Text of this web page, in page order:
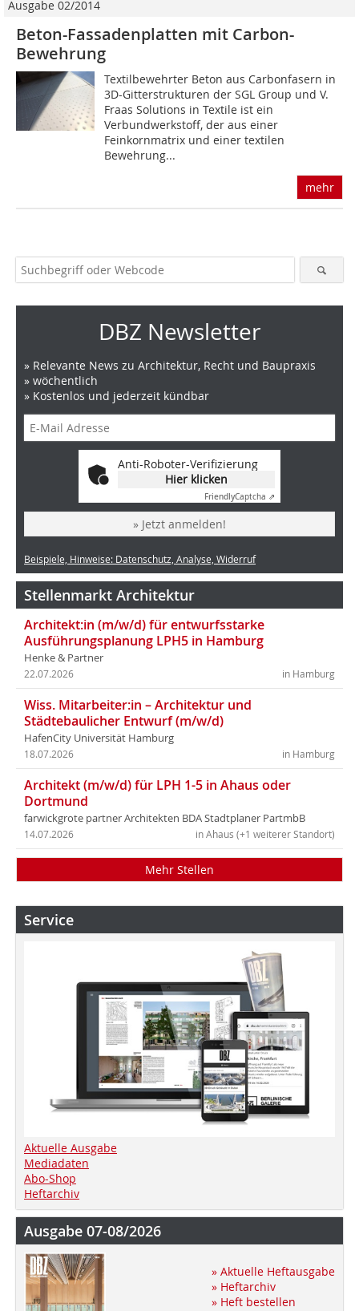
Ausgabe 02/2014
Beton-Fassadenplatten mit Carbon-
Bewehrung
Textilbewehrter Beton aus Carbonfasern in
3D-Gitterstrukturen der SGL Group und V.
Fraas Solutions in Textile ist ein
Verbundwerkstoff, der aus einer
Feinkornmatrix und einer textilen
Bewehrung...
mehr
DBZ Newsletter
» Relevante News zu Architektur, Recht und Baupraxis
» wöchentlich
» Kostenlos und jederzeit kündbar
Anti-Roboter-Verifizierung
Hier klicken
FriendlyCaptcha ⇗
» Jetzt anmelden!
Beispiele, Hinweise: Datenschutz, Analyse, Widerruf
Stellenmarkt Architektur
Architekt:in (m/w/d) für entwurfsstarke
Ausführungsplanung LPH5 in Hamburg
Henke & Partner
in Hamburg
22.07.2026
Wiss. Mitarbeiter:in – Architektur und
Städtebaulicher Entwurf (m/w/d)
HafenCity Universität Hamburg
in Hamburg
18.07.2026
Architekt (m/w/d) für LPH 1-5 in Ahaus oder
Dortmund
farwickgrote partner Architekten BDA Stadtplaner PartmbB
in Ahaus (+1 weiterer Standort)
14.07.2026
Mehr Stellen
Service
Aktuelle Ausgabe
Mediadaten
Abo-Shop
Heftarchiv
Ausgabe 07-08/2026
» Aktuelle Heftausgabe
» Heftarchiv
» Heft bestellen